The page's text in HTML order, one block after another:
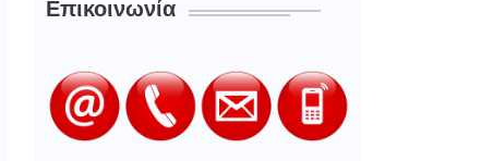
Επικοινωνία